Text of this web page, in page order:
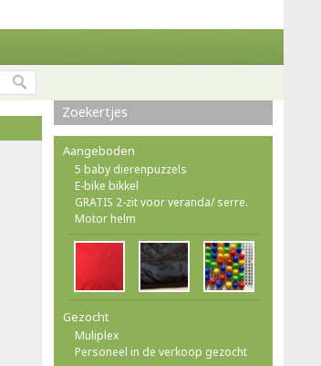
Zoekertjes
Aangeboden
5 baby dierenpuzzels
E-bike bikkel
GRATIS 2-zit voor veranda/ serre.
Motor helm
Gezocht
Muliplex
Personeel in de verkoop gezocht